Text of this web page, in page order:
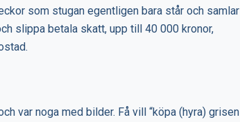
som stugan egentligen bara står och samlar
slippa betala skatt, upp till 40 000 kronor,
var noga med bilder. Få vill “köpa (hyra) grisen